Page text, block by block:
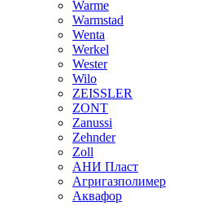
Warme
Warmstad
Wenta
Werkel
Wester
Wilo
ZEISSLER
ZONT
Zanussi
Zehnder
Zoll
АНИ Пласт
Агригазполимер
Аквафор